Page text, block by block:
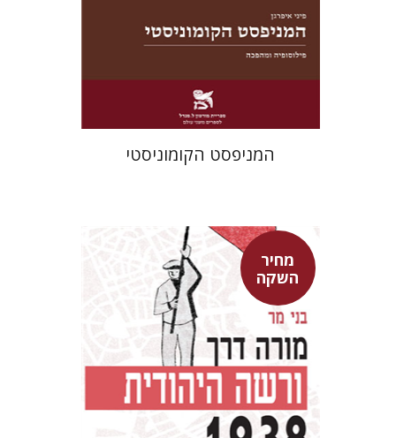
מחיר השקה
המניפסט הקומוניסטי
מחיר
השקה
בני מר